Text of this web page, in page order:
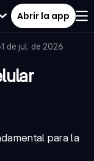
Abrir la app
de jul. de 2026·
para la